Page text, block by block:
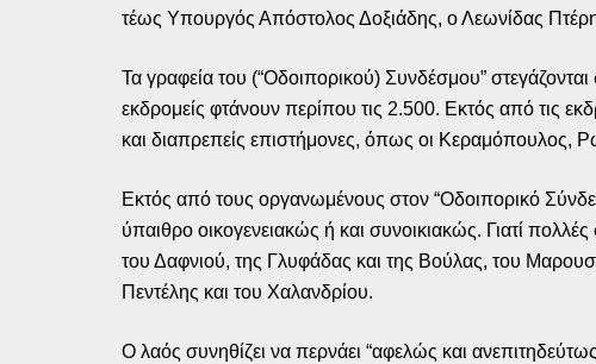
τέως Υπουργός Απόστολος Δοξιάδης, ο Λεωνίδας
Τα γραφεία του (“Οδοιπορικού) Συνδέσμου”
εκδρομείς φτάνουν περίπου τις 2.500. Εκτός από τις
και διαπρεπείς επιστήμονες, όπως οι
Εκτός από τους οργανωμένους στον “Οδοιπορικό
ύπαιθρο οικογενειακώς ή και συνοικιακώς. Γιατί
του Δαφνιού, της Γλυφάδας και της Βούλας, του
Πεντέλης και του Χαλανδρίου.
Ο λαός συνηθίζει να περνάει “αφελώς και